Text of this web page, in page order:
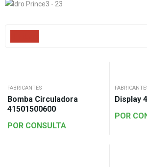
FABRICANTES
Bomba Circuladora
41501500600
POR CONSULTA
Display
POR